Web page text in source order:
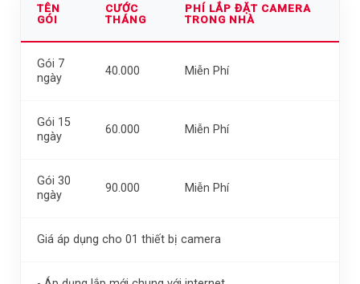
TÊN
GÓI
CƯỚC
THÁNG
PHÍ LẮP ĐẶT CAMERA
TRONG NHÀ
Gói 7
ngày
40.000 Miễn Phí
Gói 15
ngày
60.000 Miễn Phí
Gói 30
ngày
90.000 Miễn Phí
Giá áp dụng cho 01 thiết bị camera